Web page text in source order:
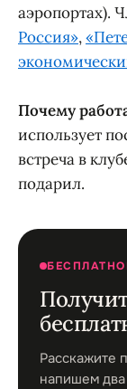
аэропортах).
Россия»,
Почему
использует
встреча в
подарил.
Расскажите
напишем